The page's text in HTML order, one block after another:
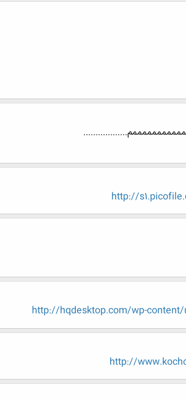
http://
http://hqdesktop.com/wp-
http://